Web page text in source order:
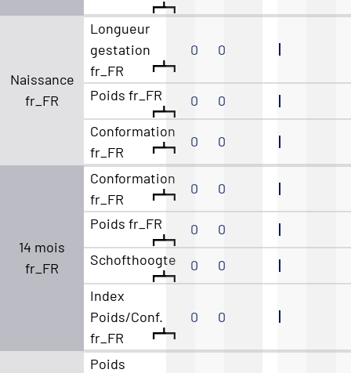
Naissance
fr_FR
Longueur
gestation
fr_FR
0 0
Poids fr_FR 0
0
Conformation
fr_FR
0 0
14 mois
fr_FR
Conformation
fr_FR
0 0
Poids fr_FR 0
0
Schofthoogte
0
0
Index
Poids/Conf.
fr_FR
0 0
Poids